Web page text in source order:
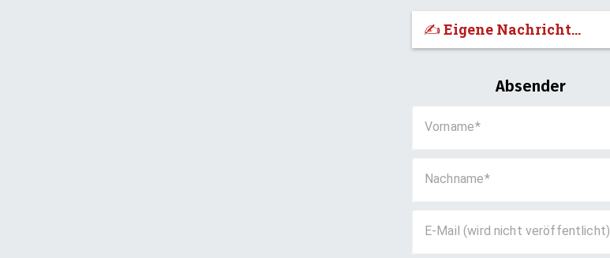
✍️ Eigene Nachricht...
Absender
Vorname
Nachname
E-Mail (wird nicht veröffentlicht)